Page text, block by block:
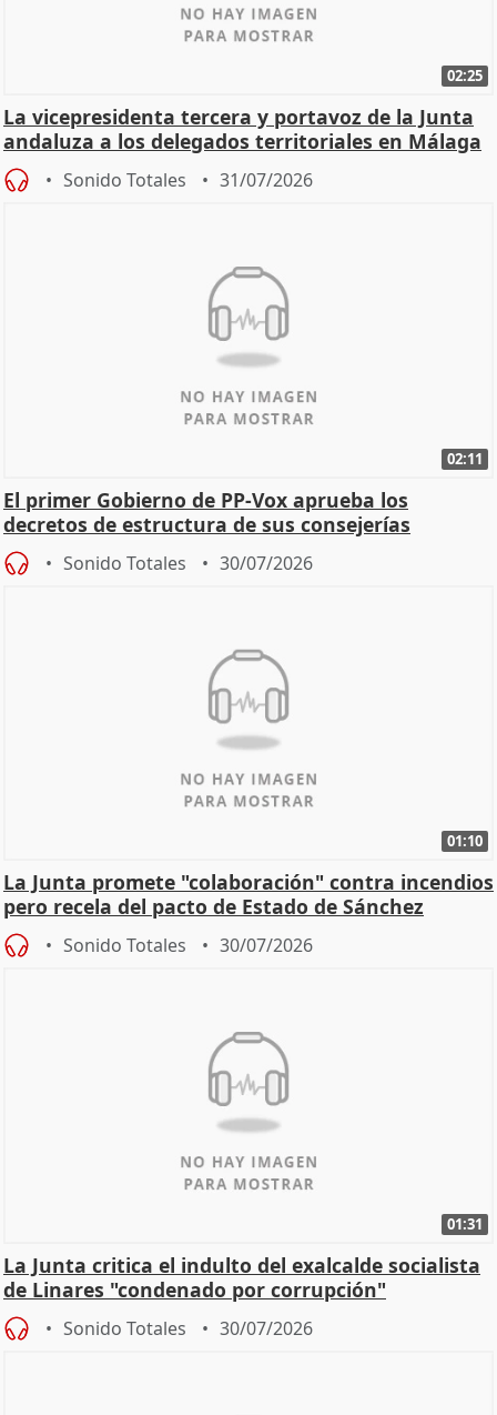
02:25
La vicepresidenta tercera y portavoz de la Junta
andaluza a los delegados territoriales en Málaga
Sonido Totales 31/07/2026
02:11
El primer Gobierno de PP-Vox aprueba los
decretos de estructura de sus consejerías
Sonido Totales 30/07/2026
01:10
La Junta promete "colaboración" contra incendios
pero recela del pacto de Estado de Sánchez
Sonido Totales 30/07/2026
01:31
La Junta critica el indulto del exalcalde socialista
de Linares "condenado por corrupción"
Sonido Totales 30/07/2026